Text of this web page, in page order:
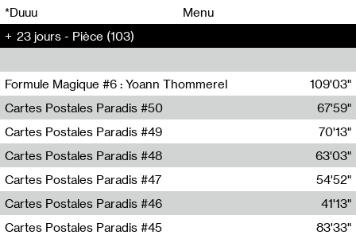
*Duuu
Menu
23 jours - Pièce (103)
Formule Magique #6 : Yoann Thommerel
Nathalie Lacroix,Yoann Thommerel
109'03"
Cartes Postales Paradis #50
Zoé Leroux
67'59"
Cartes Postales Paradis #49
Aurore Portales
70'13"
Cartes Postales Paradis #48
Mathias Dupaquier
63'03"
Cartes Postales Paradis #47
Raymond Engramer
54'52"
Cartes Postales Paradis #46
Sarah Banville
41'13"
Cartes Postales Paradis #45
83'33"
00 00
00 00